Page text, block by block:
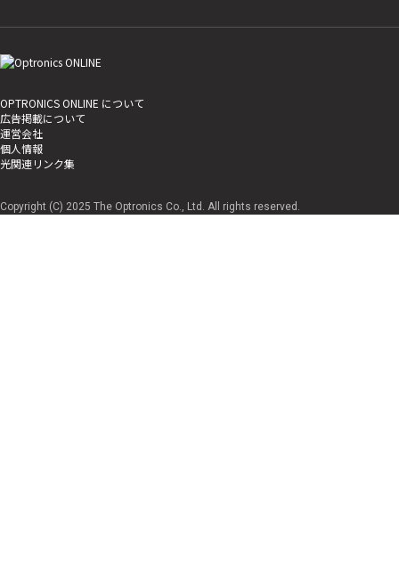
OPTRONICS ONLINE について
広告掲載について
運営会社
個人情報
光関連リンク集
Copyright (C) 2025 The Optronics Co., Ltd. All rights reserved.